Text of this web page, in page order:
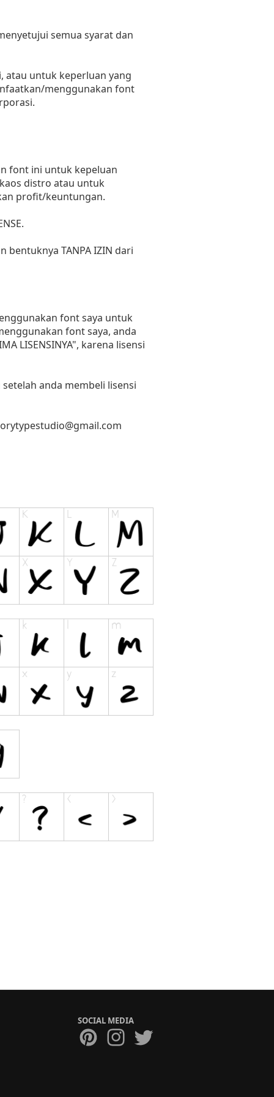
semua syarat dan
atau untuk keperluan yang
menggunakan font
font ini untuk kepeluan
distro atau untuk
profit/keuntungan.
TANPA IZIN dari
font saya untuk
font saya, anda
LISENSINYA", karena lisensi
anda membeli lisensi
SOCIAL MEDIA